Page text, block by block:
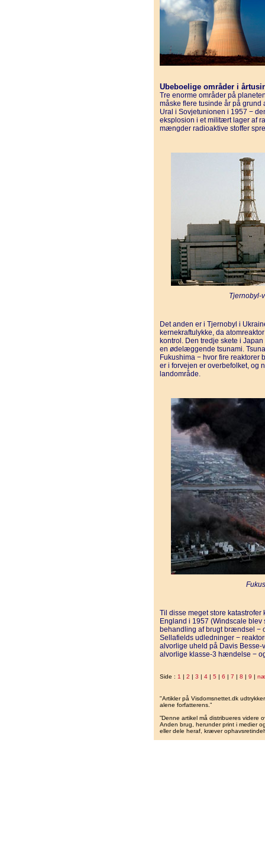
Ubeboelige områder i
Tre enorme områder på
måske flere tusinde år på grund
Ural i Sovjetunionen i 1957 −
eksplosion i et militært lager af
mængder radioaktive stoffer
Tjernobyl-
Det anden er i Tjernobyl i
kernekraftulykke, da
kontrol. Den tredje skete i
en ødelæggende tsunami.
Fukushima − hvor fire reaktorer
er i forvejen er overbefolket, og
landområde.
Til disse meget store
England i 1957 (Windscale
behandling af brugt brændsel −
Sellafields udledninger −
alvorlige uheld på Davis
alvorlige klasse-3 hændelse −
Side : 1 | 2 | 3 | 4 | 5 | 6 | 7 | 8 | 9 |
"Artikler på Visdomsnettet.dk
alene forfatterens.”
”Denne artikel må distribueres videre
Anden brug, herunder print i medier
eller dele heraf, kræver